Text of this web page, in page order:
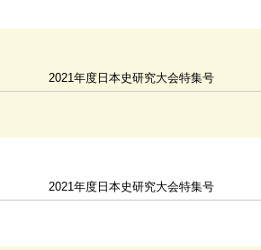
2021年度日本史研究大会特集号
2021年度日本史研究大会特集号